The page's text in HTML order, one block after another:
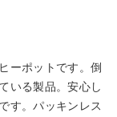
ーポットです。倒
いる製品。安心し
す。パッキンレス